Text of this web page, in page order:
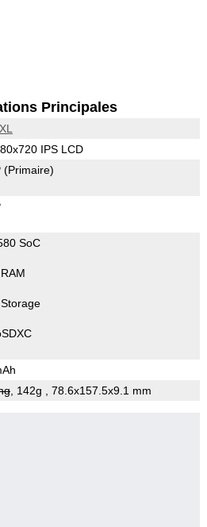
Principales
IPS LCD
(Primaire)
SoC
, 142g , 78.6x157.5x9.1 mm